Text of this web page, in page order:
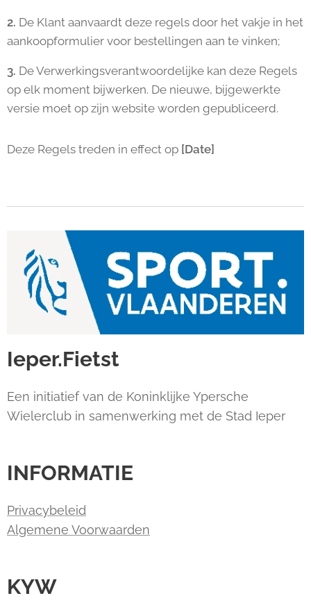
2. De Klant aanvaardt deze regels door het vakje in het
aankoopformulier voor bestellingen aan te vinken;
3. De Verwerkingsverantwoordelijke kan deze Regels
op elk moment bijwerken. De nieuwe, bijgewerkte
versie moet op zijn website worden gepubliceerd.
Deze Regels treden in effect op [Date]
Ieper.Fietst
Een initiatief van de Koninklijke Ypersche
Wielerclub in samenwerking met de Stad Ieper
INFORMATIE
Privacybeleid
Algemene Voorwaarden
KYW